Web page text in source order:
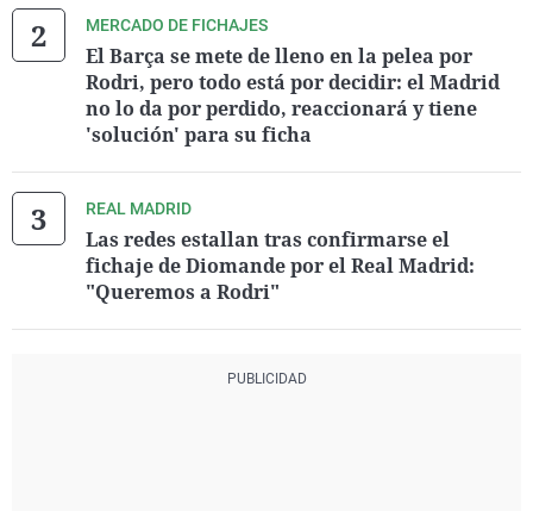
MERCADO DE FICHAJES
El Barça se mete de lleno en la pelea por
Rodri, pero todo está por decidir: el Madrid
no lo da por perdido, reaccionará y tiene
'solución' para su ficha
REAL MADRID
Las redes estallan tras confirmarse el
fichaje de Diomande por el Real Madrid:
"Queremos a Rodri"